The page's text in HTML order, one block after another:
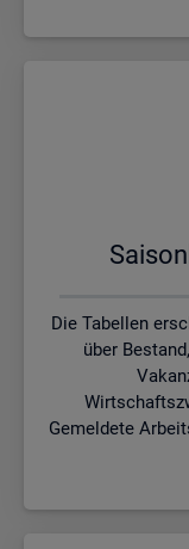
Die Tabellen
über
Gemeldete